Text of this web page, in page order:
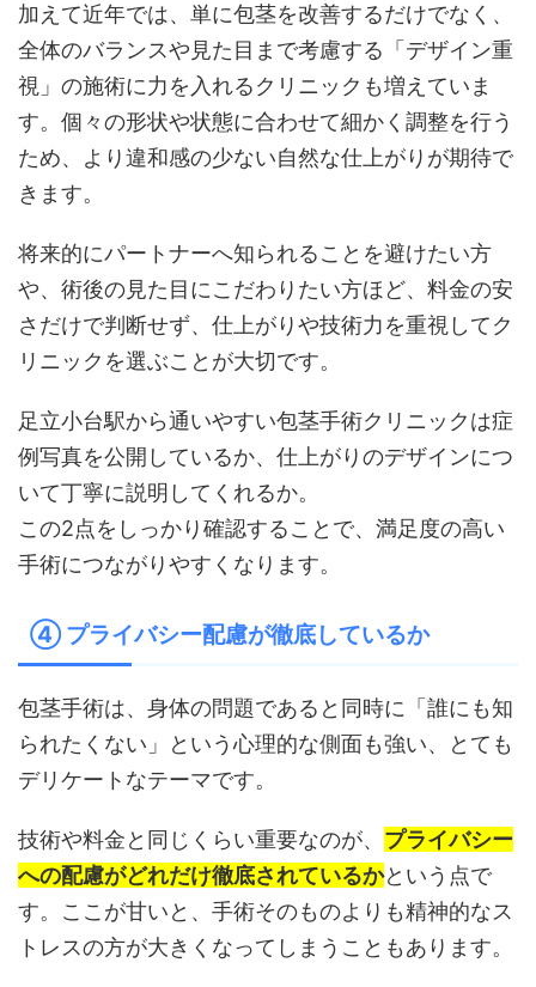
加えて近年では、単に包茎を改善するだけでなく、
全体のバランスや見た目まで考慮する「デザイン重
視」の施術に力を入れるクリニックも増えていま
す。個々の形状や状態に合わせて細かく調整を行う
ため、より違和感の少ない自然な仕上がりが期待で
きます。
将来的にパートナーへ知られることを避けたい方
や、術後の見た目にこだわりたい方ほど、料金の安
さだけで判断せず、仕上がりや技術力を重視してク
リニックを選ぶことが大切です。
足立小台駅から通いやすい包茎手術クリニックは症
例写真を公開しているか、仕上がりのデザインにつ
いて丁寧に説明してくれるか。
この2点をしっかり確認することで、満足度の高い
手術につながりやすくなります。
④ プライバシー配慮が徹底しているか
包茎手術は、身体の問題であると同時に「誰にも知
られたくない」という心理的な側面も強い、とても
デリケートなテーマです。
技術や料金と同じくらい重要なのが、 プライバシー
への配慮がどれだけ徹底されているかという点で
す。ここが甘いと、手術そのものよりも精神的なス
トレスの方が大きくなってしまうこともあります。